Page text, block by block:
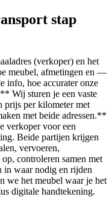
stap
(verkoper) en het
meubel, afmetingen en —
info, hoe accurater onze
Wij sturen je een vaste
prijs per kilometer met
met beide adressen.**
verkoper voor een
Beide partijen krijgen
vervoeren,
controleren samen met
in waar nodig en rijden
we het meubel waar je het
digitale handtekening.